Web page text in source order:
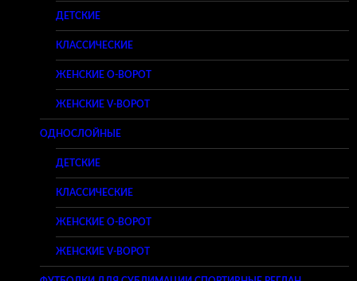
ДЕТСКИЕ
КЛАССИЧЕСКИЕ
ЖЕНСКИЕ O-ВОРОТ
ЖЕНСКИЕ V-ВОРОТ
ОДНОСЛОЙНЫЕ
ДЕТСКИЕ
КЛАССИЧЕСКИЕ
ЖЕНСКИЕ O-ВОРОТ
ЖЕНСКИЕ V-ВОРОТ